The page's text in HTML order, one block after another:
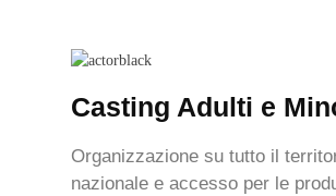
Casting Adulti e
Organizzazione su tutto il
nazionale e accesso per le